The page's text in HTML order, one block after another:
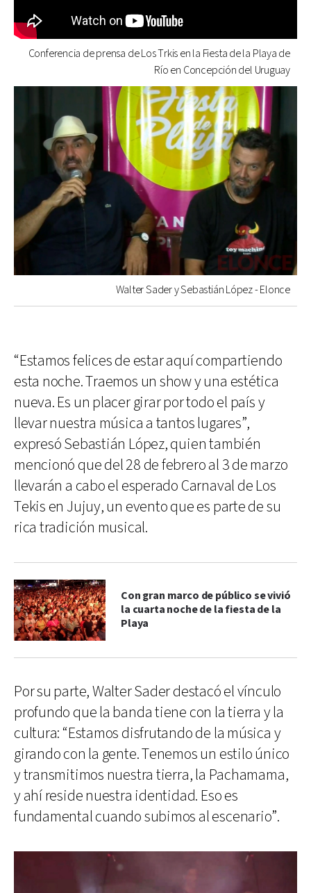
Conferencia de prensa de Los Trkis en la Fiesta de la Playa de
Río en Concepción del Uruguay
Walter Sader y Sebastián López - Elonce
“Estamos felices de estar aquí compartiendo
esta noche. Traemos un show y una estética
nueva. Es un placer girar por todo el país y
llevar nuestra música a tantos lugares”,
expresó Sebastián López, quien también
mencionó que del 28 de febrero al 3 de marzo
llevarán a cabo el esperado Carnaval de Los
Tekis en Jujuy, un evento que es parte de su
rica tradición musical.
Con gran marco de público se vivió
la cuarta noche de la fiesta de la
Playa
Por su parte, Walter Sader destacó el vínculo
profundo que la banda tiene con la tierra y la
cultura: “Estamos disfrutando de la música y
girando con la gente. Tenemos un estilo único
y transmitimos nuestra tierra, la Pachamama,
y ahí reside nuestra identidad. Eso es
fundamental cuando subimos al escenario”.